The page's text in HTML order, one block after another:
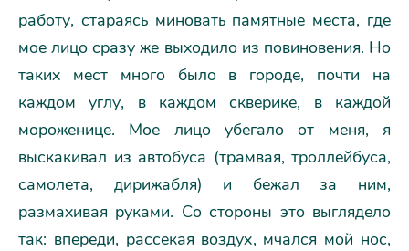
работу, стараясь миновать памятные места, где
мое лицо сразу же выходило из повиновения. Но
таких мест много было в городе, почти на
каждом углу, в каждом скверике, в каждой
мороженице. Мое лицо убегало от меня, я
выскакивал из автобуса (трамвая, троллейбуса,
самолета, дирижабля) и бежал за ним,
размахивая руками. Со стороны это выглядело
так: впереди, рассекая воздух, мчался мой нос,